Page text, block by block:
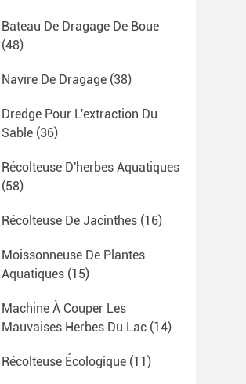
Bateau De Dragage De Boue
(48)
Navire De Dragage (38)
Dredge Pour L'extraction Du
Sable (36)
Récolteuse D'herbes Aquatiques
(58)
Récolteuse De Jacinthes (16)
Moissonneuse De Plantes
Aquatiques (15)
Machine À Couper Les
Mauvaises Herbes Du Lac (14)
Récolteuse Écologique (11)